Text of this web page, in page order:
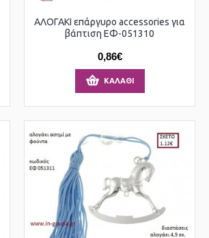
ΑΛΟΓΑΚΙ επάργυρο accessories για
βάπτιση ΕΦ-051310
0,86€
ΚΑΛΆΘΙ